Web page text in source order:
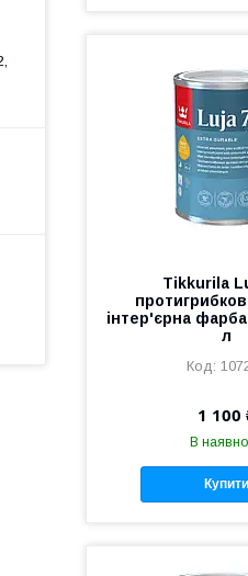
Tikkurila
інтер'єрна
л
1 100
В
Купити